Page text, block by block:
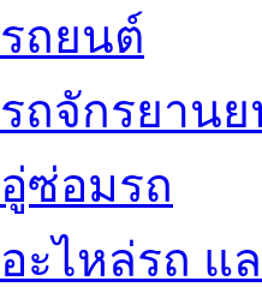
รถยนต์
รถจักรยาน
อู่ซ่อมรถ
อะไหล่รถ แ